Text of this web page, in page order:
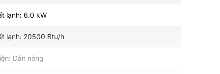
lạnh: 6.0 kW
lạnh: 20500 Btu/h
Dàn nóng